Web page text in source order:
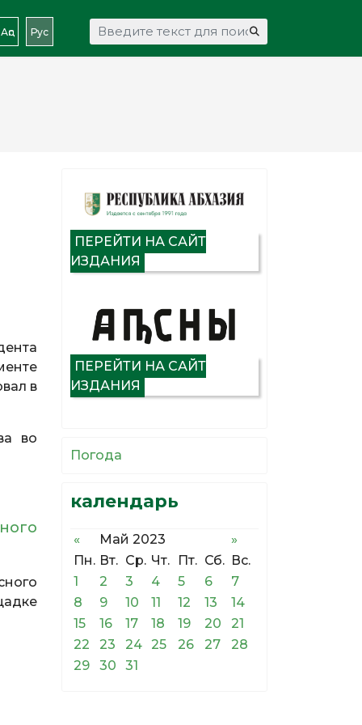
Аԥс Рус Искать...
в
во
ПЕРЕЙТИ НА САЙТ
ИЗДАНИЯ
ПЕРЕЙТИ НА САЙТ
ИЗДАНИЯ
Погода
календарь
« Май 2023
»
Пн. Вт. Ср. Чт. Пт. Сб. Вс.
1
2 3 4 5 6
7
8
9 10 11 12 13
14
15
16 17 18 19 20
21
22
23 24 25 26 27
28
29
30 31